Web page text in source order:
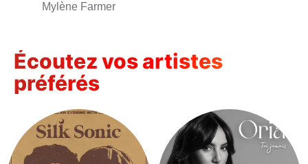
Mylène Farmer
Écoutez vos artistes
préférés